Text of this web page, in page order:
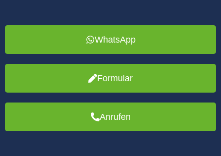
WhatsApp
Formular
Anrufen